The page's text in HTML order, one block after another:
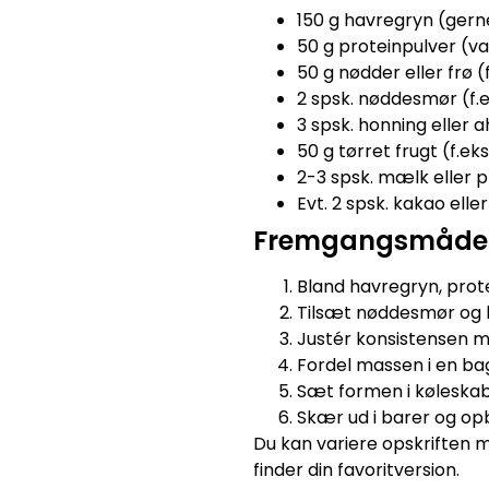
150 g havregryn
50 g proteinpulver
50 g nødder eller frø
2 spsk. nøddesmør
3 spsk. honning eller
50 g tørret frugt
2-3 spsk. mælk eller
Evt. 2 spsk. kakao
Bland havregryn,
Tilsæt nøddesmør og
Justér konsistensen
Fordel massen i en
Sæt formen i
Skær ud i barer og
Du kan variere opskriften
finder din favoritversion.